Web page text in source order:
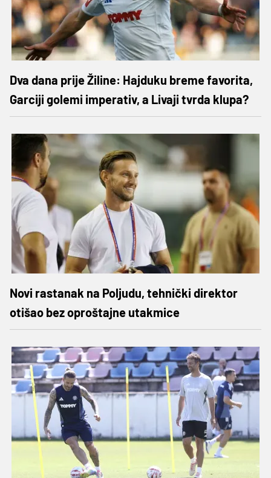
Dva dana prije Žiline: Hajduku breme favorita,
Garciji golemi imperativ, a Livaji tvrda klupa?
Novi rastanak na Poljudu, tehnički direktor
otišao bez oproštajne utakmice